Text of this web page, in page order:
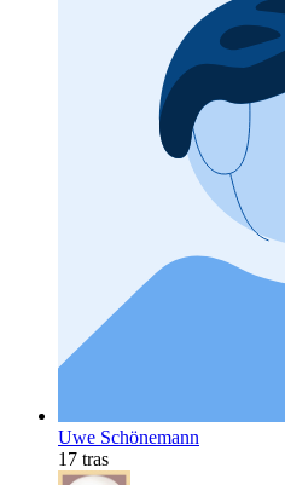
Uwe Schönemann
17 tras